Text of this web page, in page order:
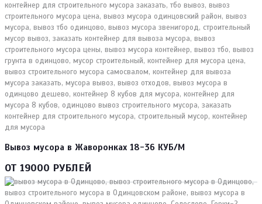
Вывоз мусора в Жаворонках 18-36 КУБ/М
ОТ 19000 РУБЛЕЙ